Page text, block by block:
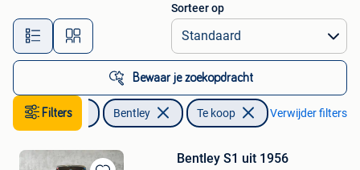
Alle afstanden…
Sorteer op
Bewaar je zoekopdracht
Filters
Auto's Bentley Te koop Verwijder filters
Bentley S1 uit 1956